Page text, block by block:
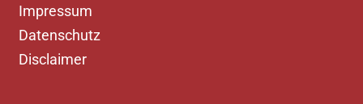
Impressum
Datenschutz
Disclaimer